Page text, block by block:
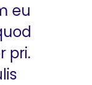
eu
pri.